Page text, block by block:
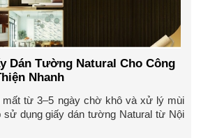
Dán Tường Natural Cho Công
Nhanh
từ 3–5 ngày chờ khô và xử lý mùi
sử dụng giấy dán tường Natural từ Nội